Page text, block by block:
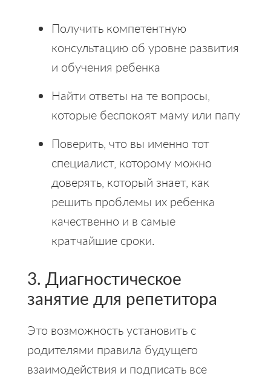
Получить компетентную
консультацию об уровне развития
и обучения ребенка
Найти ответы на те вопросы,
которые беспокоят маму или папу
Поверить, что вы именно тот
специалист, которому можно
доверять, который знает, как
решить проблемы их ребенка
качественно и в самые
кратчайшие сроки.
3. Диагностическое
занятие для репетитора
Это возможность установить с
родителями правила будущего
взаимодействия и подписать все